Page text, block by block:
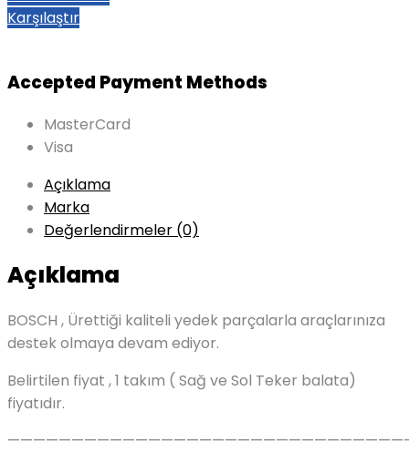
Karşılaştır
Accepted Payment Methods
MasterCard
Visa
Açıklama
Marka
Değerlendirmeler (0)
Açıklama
BOSCH , Ürettiği kaliteli yedek parçalarla araçlarınıza
destek olmaya devam ediyor.
Belirtilen fiyat , 1 takım ( Sağ ve Sol Teker balata)
fiyatıdır.